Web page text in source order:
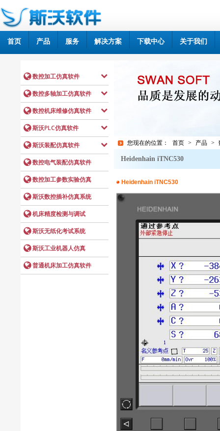
首页 产品 服务 解决方案 下载中心 关于我们
您现在的位置： 首页 > 产品 >
Heidenhain iTNC530
Heidenhain iTNC530